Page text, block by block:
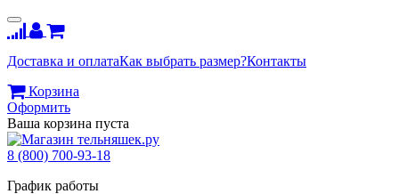
Доставка и оплатаКак выбрать размер?Контакты
Корзина
Оформить
Ваша корзина пуста
8 (800) 700-93-18
График работы